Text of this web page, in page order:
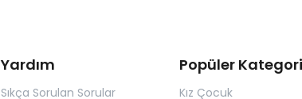
Yardım
Sıkça Sorulan Sorular
Popüler
Kız Çocuk